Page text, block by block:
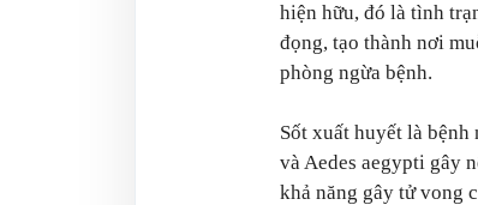
hiện hữu, đó là tình
đọng, tạo thành nơi
phòng ngừa bệnh.
Sốt xuất huyết là
và Aedes aegypti gây
khả năng gây tử vong